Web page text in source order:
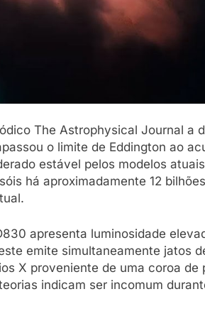
The Astrophysical Journal a
o limite de Eddington ao
estável pelos modelos
há aproximadamente 12
apresenta luminosidade
emite simultaneamente jatos
X proveniente de uma coroa de
indicam ser incomum